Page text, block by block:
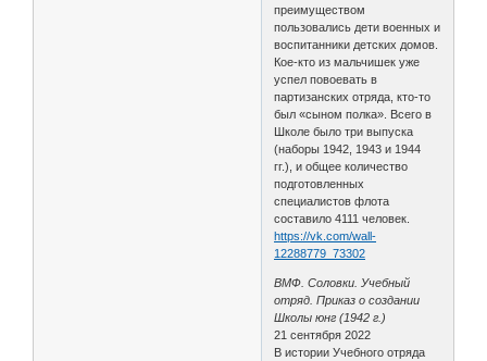
преимуществом
пользовались дети военных и
воспитанники детских домов.
Кое-кто из мальчишек уже
успел повоевать в
партизанских отряда, кто-то
был «сыном полка». Всего в
Школе было три выпуска
(наборы 1942, 1943 и 1944
гг.), и общее количество
подготовленных
специалистов флота
составило 4111 человек.
https://vk.com/wall-
12288779_73302
ВМФ. Соловки. Учебный
отряд. Приказ о создании
Школы юнг (1942 г.)
21 сентября 2022
В истории Учебного отряда